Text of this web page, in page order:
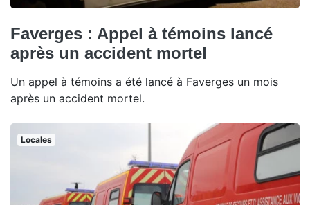
Faverges : Appel à témoins lancé
après un accident mortel
Un appel à témoins a été lancé à Faverges un mois
après un accident mortel.
Locales